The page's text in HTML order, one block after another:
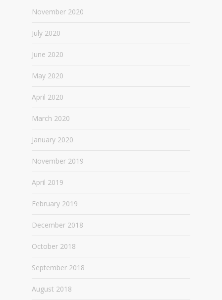
November 2020
July 2020
June 2020
May 2020
April 2020
March 2020
January 2020
November 2019
April 2019
February 2019
December 2018
October 2018
September 2018
August 2018